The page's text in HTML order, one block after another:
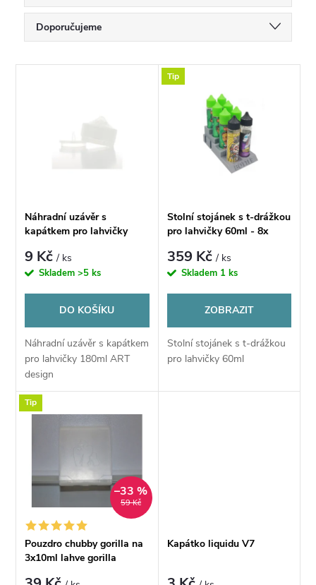
Ř
a
í
p
r
d
u
k
ů
Doporučujeme
Abecedně
s
p
r
o
d
u
t
ů
Náhradní uzávěr s
kapátkem pro lahvičky
9 Kč/ ks
Skladem>5 ks
DO KOŠÍKU
Náhradní uzávěr s kapátkem
pro lahvičky 180ml ART
design
Tip
Stolní stojánek s t-drážkou
pro lahvičky 60ml - 8x
359 Kč/ ks
Skladem 1 ks
ZOBRAZIT
Stolní stojánek s t-drážkou
pro lahvičky 60ml
Tip
59 Kč
–33 %
Pouzdro chubby gorilla na
3x10ml lahve gorilla
Kapátko liquidu V7